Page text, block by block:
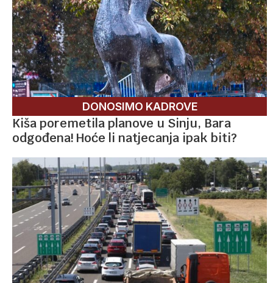
DONOSIMO KADROVE
Kiša poremetila planove u Sinju, Bara
odgođena! Hoće li natjecanja ipak biti?